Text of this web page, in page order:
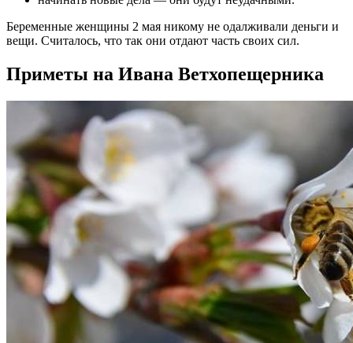
Беременные женщины 2 мая никому не одалживали деньги и
вещи. Считалось, что так они отдают часть своих сил.
Приметы на Ивана Ветхопещерника